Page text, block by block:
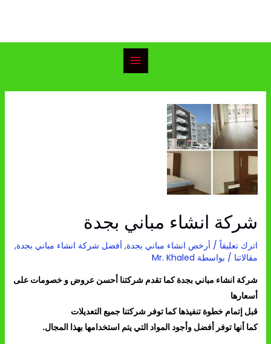
شركة انشاء مباني بجدة
اترك تعليقاً / أرخص انشاء مباني بجدة, أفضل شركة انشاء مباني بجدة,
مقالاتنا / بواسطة Mr. Khaled
شركة انشاء مباني بجدة كما تقدم شركتنا أحسن عروض و خصومات على
أسعارها
قبل إتمام خطوة تنفيذها كما توفر شركتنا جميع التعديلات
كما أنها توفر أفضل وأجود المواد التي يتم استخدامها بهذا المجال.
navigation